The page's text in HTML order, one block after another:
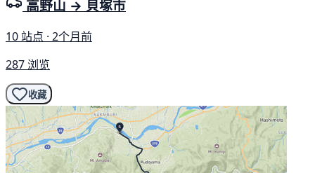
高野山 → 貝塚市
10 站点 · 2个月前
287 浏览
收藏